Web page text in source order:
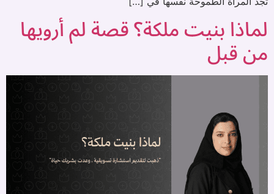
لماذا بنيت ملكة؟ قصة لم أرويها
من قبل